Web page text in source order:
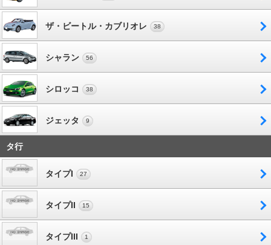
ザ・ビートル・カブリオレ 38
シャラン 56
シロッコ 38
ジェッタ 9
タ行
タイプI 27
タイプII 15
タイプIII 1